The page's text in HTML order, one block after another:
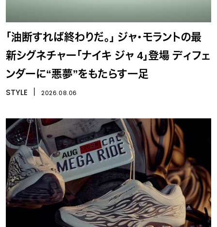
「油断すれば終わりだ。」 ジャ・モラントの最
新シグネチャー「ナイキ ジャ 4」登場 ディフェ
ンダーに“悪夢”をもたらす一足
STYLE 2026.08.06